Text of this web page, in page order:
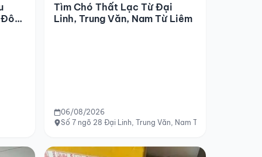
Tìm Chó Thất Lạc Từ Đại
Linh, Trung Văn, Nam Từ Liêm
06/08/2026
Số 7 ngõ 28 Đại Linh, Trung Văn, Nam Từ Liêm